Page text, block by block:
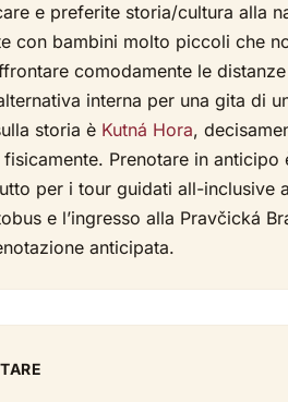
e preferite storia/cultura alla
con bambini molto piccoli che
comodamente le
interna per una gita di
storia è Kutná Hora,
Prenotare in anticipo
per i tour guidati all-inclusive
e l’ingresso alla Pravčická
anticipata.